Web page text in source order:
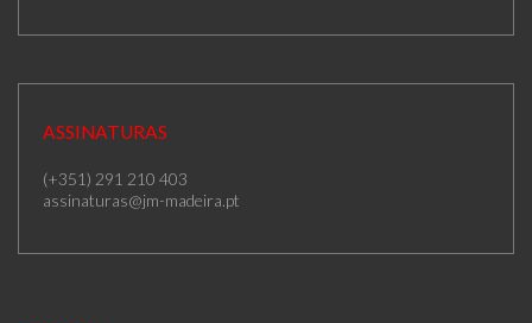
ASSINATURAS
(+351) 291 210 403
assinaturas@jm-madeira.pt